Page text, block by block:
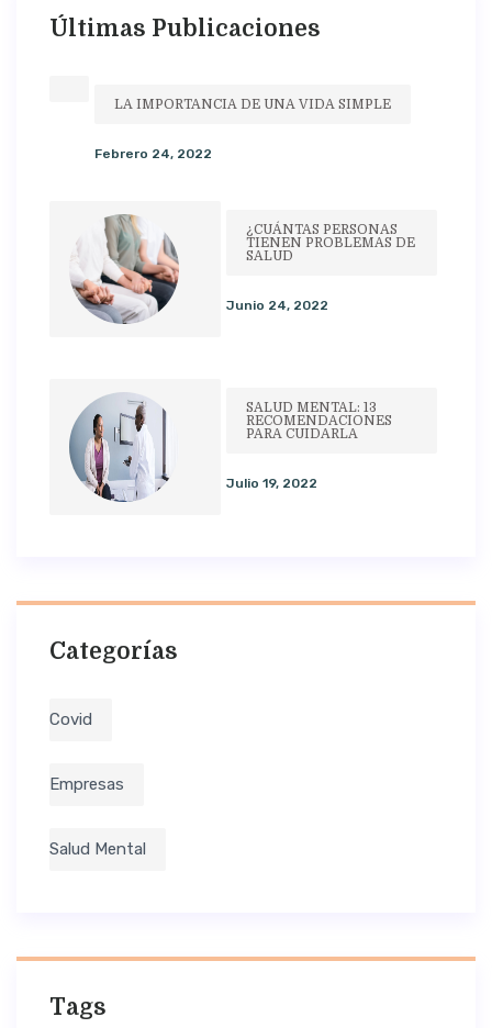
Últimas Publicaciones
LA IMPORTANCIA DE UNA VIDA SIMPLE
Febrero 24, 2022
¿CUÁNTAS PERSONAS
TIENEN PROBLEMAS DE
SALUD
Junio 24, 2022
SALUD MENTAL: 13
RECOMENDACIONES
PARA CUIDARLA
Julio 19, 2022
Categorías
Covid
Empresas
Salud Mental
Tags